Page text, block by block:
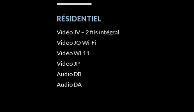
RÉSIDENTIEL
Vidéo JV – 2 fils intégral
Vidéo JO Wi-Fi
Vidéo WL11
Vidéo JP
Audio DB
Audio DA